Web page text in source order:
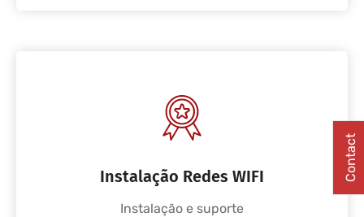
Instalação Redes WIFI
Instalação e suporte
Contact